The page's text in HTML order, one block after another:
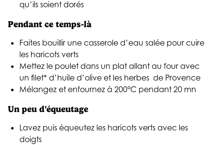
qu’ils soient dorés
Pendant ce temps-là
Faites bouillir une casserole d’eau salée pour cuire
les haricots verts
Mettez le poulet dans un plat allant au four avec
un filet* d’huile d’olive et les herbes de Provence
Mélangez et enfournez à 200°C pendant 20 mn
Un peu d'équeutage
Lavez puis équeutez les haricots verts avec les
doigts